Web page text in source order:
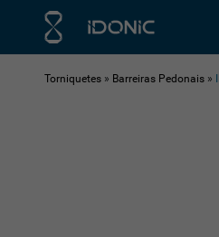
Torniquetes» Barreiras Pedonais»